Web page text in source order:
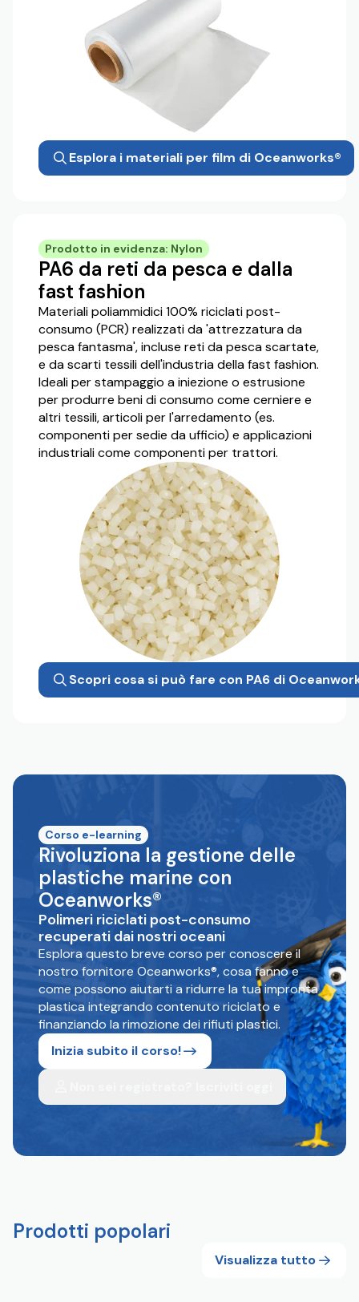
Esplora i materiali per film di Oceanworks®
Prodotto in evidenza: Nylon
PA6 da reti da pesca e dalla
fast fashion
Materiali poliammidici 100% riciclati post-
consumo (PCR) realizzati da 'attrezzatura da
pesca fantasma', incluse reti da pesca scartate,
e da scarti tessili dell'industria della fast fashion.
Ideali per stampaggio a iniezione o estrusione
per produrre beni di consumo come cerniere e
altri tessili, articoli per l'arredamento (es.
componenti per sedie da ufficio) e applicazioni
industriali come componenti per trattori.
Scopri cosa si può fare con PA6 di
Corso e-learning
Rivoluziona la gestione delle
plastiche marine con
Oceanworks®
Polimeri riciclati post-consumo
recuperati dai nostri oceani
Esplora questo breve corso per conoscere il
nostro fornitore Oceanworks®, cosa fanno e
come possono aiutarti a ridurre la tua impronta
plastica integrando contenuto riciclato e
finanziando la rimozione dei rifiuti plastici.
Inizia subito il corso!
Prodotti popolari
Visualizza tutto